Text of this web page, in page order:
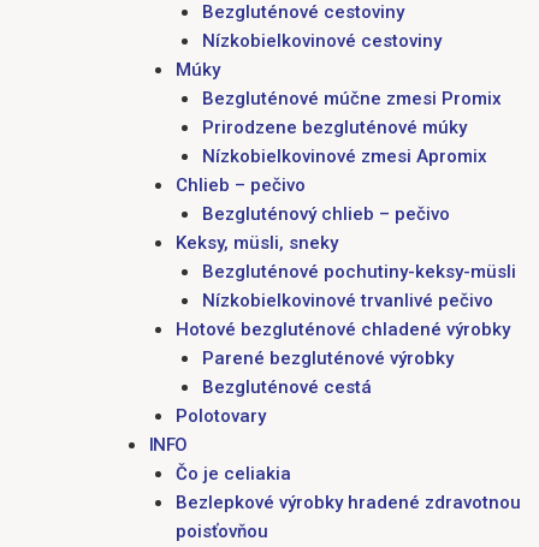
Bezgluténové cestoviny
Nízkobielkovinové cestoviny
Múky
Bezgluténové múčne zmesi Promix
Prirodzene bezgluténové múky
Nízkobielkovinové zmesi Apromix
Chlieb – pečivo
Bezgluténový chlieb – pečivo
Keksy, müsli, sneky
Bezgluténové pochutiny-keksy-müsli
Nízkobielkovinové trvanlivé pečivo
Hotové bezgluténové chladené výrobky
Parené bezgluténové výrobky
Bezgluténové cestá
Polotovary
INFO
Čo je celiakia
Bezlepkové výrobky hradené zdravotnou
poisťovňou